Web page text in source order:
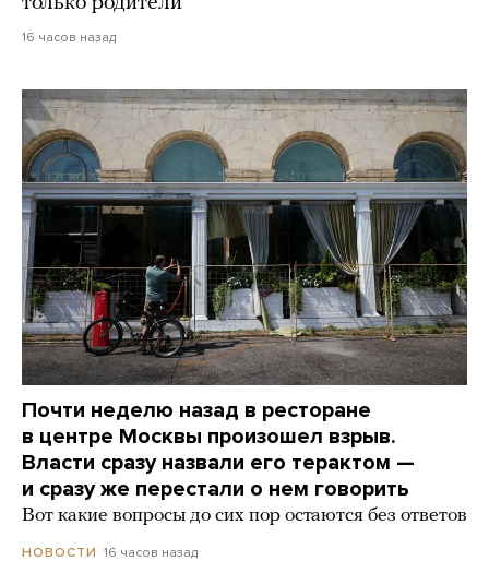
16 часов назад
Почти неделю назад в ресторане
в центре Москвы произошел взрыв.
Власти сразу назвали его терактом —
и сразу же перестали о нем говорить
Вот какие вопросы до сих пор остаются без ответов
НОВОСТИ 16 часов назад